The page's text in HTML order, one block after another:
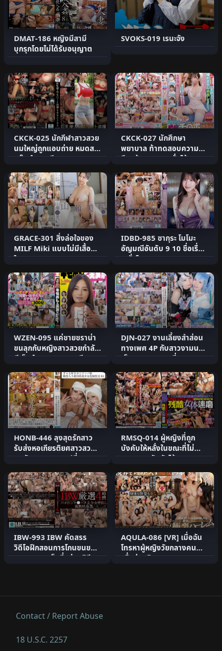
DMAT-186 หญิงมีสามี
บุกรุกโดยไม่ได้รับอนุญาต
SVOKS-019 เรนะจัง
CKCK-025 นักกีฬาสาวสวย
นมใหญ่ถูกแอบถ่าย หมดสติ
แก๊งค์ผสมเทียม
CKCK-027 นักศึกษา
พยาบาล ท้าทดสอบความ
อึด! ถ้าสามารถหลั่งได้ 10
ครั้.
GRACE-301 สิ่งล่อใจของ
MILF Miki แบบไม่มีเสื้อชั้น
ใน Miki Yamase
IDBD-985 ซากุระ โมโมะ
อัญมณีอันดับ 9 10 ชื่อเรื่อง
8 ชั่วโมง
WZEN-095 แค่ชายชราน่า
ขนลุกกับหญิงสาวสวยกำลัง
มีเซ็กส์ 5 คน 300 นาที
DJN-027 งานเลี้ยงสำส่อน
ทางเพศ 4P กับสาวงามนม
เล็กสูง 140 ซม. ที่ละท.
HONB-446 ลุงสุดรักสาว
รับส่งหอเกียรติยศสาวสวย
สุดอันตราย แลกเปลี่ยน .
RMSQ-014 ผู้หญิงที่ถูก
บังคับให้หลั่งในขณะที่ไม่
สามารถขยับตัวได้ จุ.
IBW-993 IBW คัดสรร
วิดีโอฝึกสอนการโกนขนของ
สาวสวยสุดเซ็กซี่อย่างพิถี.
AQULA-086 [VR] เมื่อฉัน
โทรหาผู้หญิงวัยกลางคน
เพื่อส่งบริการสุขภาพ ห.
Contact / Report Abuse
18 U.S.C. 2257